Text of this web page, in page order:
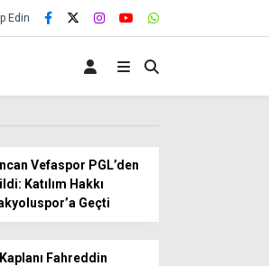
Edin
Vefaspor PGL’den
Katılım Hakkı
Geçti
Fahreddin